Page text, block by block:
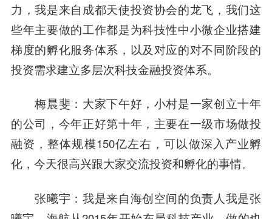
力，我是来自成都天使投资协会的龙飞，我们这
些年主要做的工作都是为科技性中小微企业搭建
梯度的孵化服务体系，以及对应的对不同阶段的
投资需求建立多层次科技金融投资体系。
梅晨斐 ：大家下午好，小村是一家创立十年
的公司，今年正好第十年，主要在一级市场做投
融资，整体规模150亿左右，可以做深入产业孵
化，今天很高兴跟大家交流投资和孵化的事情。
张曦宇 ：我是来自海创空间的负责人我是张